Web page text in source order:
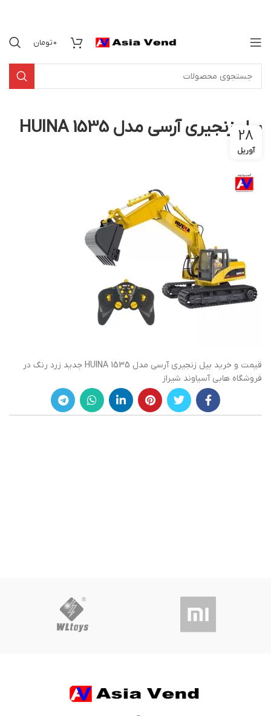
0تومان
بیل زنجیری آرسی مدل HUINA 1535
28
آوریل
قیمت و خرید بیل زنجیری آرسی مدل HUINA 1535 جدید زرد رنگ در
فروشگاه هابی آسیاوند شیراز